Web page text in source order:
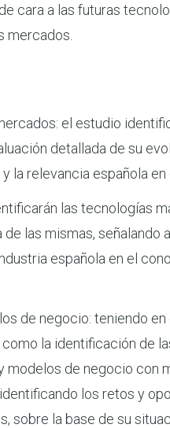
cara a las futuras
mercados.
el estudio
detallada de su
la relevancia española
las tecnologías
las mismas, señalando
española en el
de negocio: teniendo
la identificación de
de negocio con
los retos y
sobre la base de su